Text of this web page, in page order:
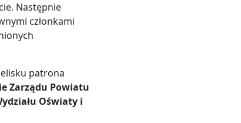
Następnie
członkami
patrona
Zarządu Powiatu
Oświaty i